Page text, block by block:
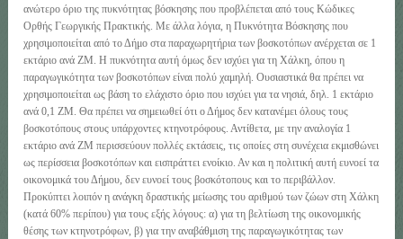
ανώτερο όριο της πυκνότητας βόσκησης που προβλέπεται από τους Κώδικες
Ορθής Γεωργικής Πρακτικής. Με άλλα λόγια, η Πυκνότητα Βόσκησης που
χρησιμοποιείται από το Δήμο στα παραχωρητήρια των βοσκοτόπων ανέρχεται σε 1
εκτάριο ανά ΖΜ. Η πυκνότητα αυτή όμως δεν ισχύει για τη Χάλκη, όπου η
παραγωγικότητα των βοσκοτόπων είναι πολύ χαμηλή. Ουσιαστικά θα πρέπει να
χρησιμοποιείται ως βάση το ελάχιστο όριο που ισχύει για τα νησιά, δηλ. 1 εκτάριο
ανά 0,1 ΖΜ. Θα πρέπει να σημειωθεί ότι ο Δήμος δεν κατανέμει όλους τους
βοσκοτόπους στους υπάρχοντες κτηνοτρόφους. Αντίθετα, με την αναλογία 1
εκτάριο ανά ΖΜ περισσεύουν πολλές εκτάσεις, τις οποίες στη συνέχεια εκμισθώνει
ως περίσσεια βοσκοτόπων και εισπράττει ενοίκιο. Αν και η πολιτική αυτή ευνοεί τα
οικονομικά του Δήμου, δεν ευνοεί τους βοσκότοπους και το περιβάλλον.
Προκύπτει λοιπόν η ανάγκη δραστικής μείωσης του αριθμού των ζώων στη Χάλκη
(κατά 60% περίπου) για τους εξής λόγους: α) για τη βελτίωση της οικονομικής
θέσης των κτηνοτρόφων, β) για την αναβάθμιση της παραγωγικότητας των